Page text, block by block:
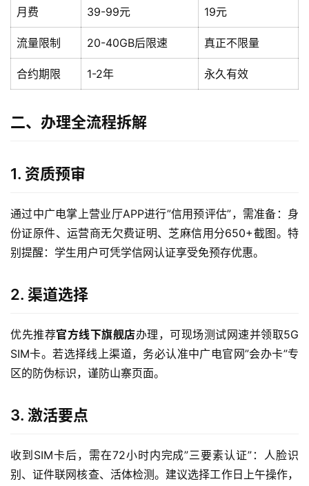
月费 39-99元 19元
流量限制 20-40GB后限速 真正不限量
合约期限 1-2年 永久有效
二、办理全流程拆解
1. 资质预审
通过中广电掌上营业厅APP进行”信用预评估”，需准备：身
份证原件、运营商无欠费证明、芝麻信用分650+截图。特
别提醒：学生用户可凭学信网认证享受免预存优惠。
2. 渠道选择
优先推荐官方线下旗舰店办理，可现场测试网速并领取5G
SIM卡。若选择线上渠道，务必认准中广电官网”会办卡”专
区的防伪标识，谨防山寨页面。
3. 激活要点
收到SIM卡后，需在72小时内完成”三要素认证”：人脸识
别、证件联网核查、活体检测。建议选择工作日上午操作，